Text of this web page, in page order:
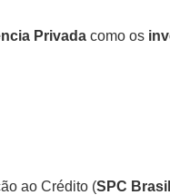
Privada como os
ao Crédito (SPC Brasil